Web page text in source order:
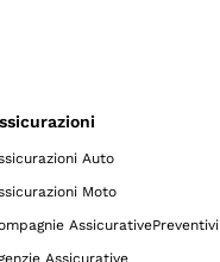
Auto
Moto
AssicurativePreventivi
Assicurative